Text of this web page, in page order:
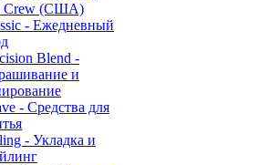
Crew (США)
- Ежедневный
Blend -
и
- Средства для
- Укладка и